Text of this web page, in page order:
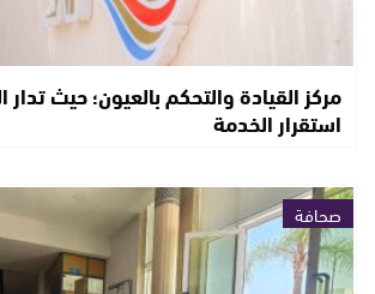
مركز القيادة والتحكم بالعيون؛ حيث
استقرار الخدمة
صحافة